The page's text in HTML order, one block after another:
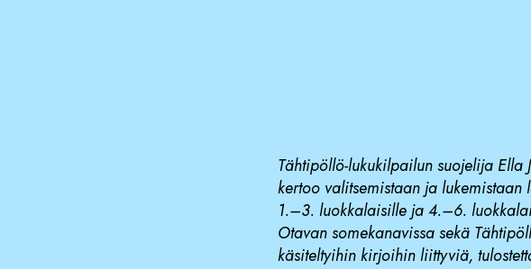
Tähtipöllö-lukukilpailun suojelija
kertoo valitsemistaan ja
1.–3. luokkalaisille ja 4.–6.
Otavan somekanavissa sekä
käsiteltyihin kirjoihin liittyviä,